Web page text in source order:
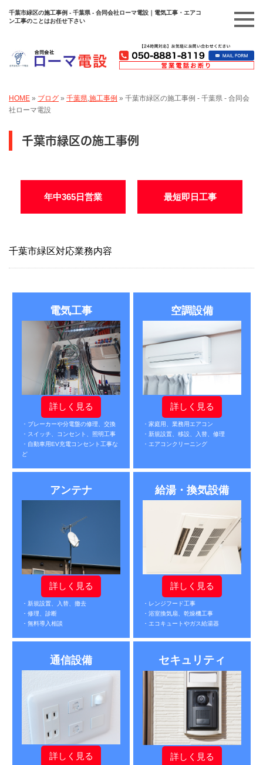
千葉市緑区の施工事例 - 千葉県 - 合同会社ローマ電設｜電気工事・エアコ
ン工事のことはお任せ下さい
HOME » ブログ » 千葉県,施工事例 » 千葉市緑区の施工事例 - 千葉県 - 合同会
社ローマ電設
千葉市緑区の施工事例
年中365日営業 最短即日工事
千葉市緑区対応業務内容
電気工事
詳しく見る
・ブレーカーや分電盤の修理、交換
・スイッチ、コンセント、照明工事
・自動車用EV充電コンセント工事な
ど
空調設備
詳しく見る
・家庭用、業務用エアコン
・新規設置、移設、入替、修理
・エアコンクリーニング
アンテナ
詳しく見る
・新規設置、入替、撤去
・修理、診断
・無料導入相談
給湯・換気設備
詳しく見る
・レンジフード工事
・浴室換気扇、乾燥機工事
・エコキュートやガス給湯器
通信設備
詳しく見る
セキュリティ
詳しく見る